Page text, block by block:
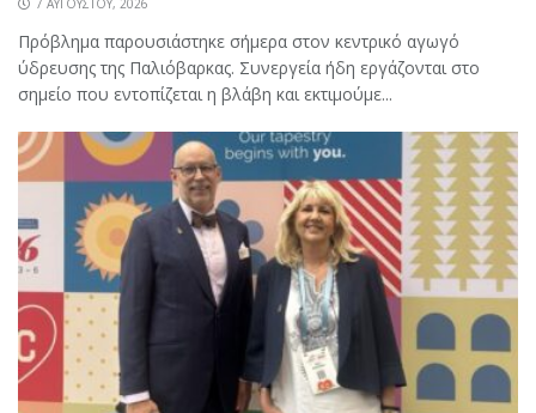
7 ΑΥΓΟΎΣΤΟΥ, 2026
Πρόβλημα παρουσιάστηκε σήμερα στον κεντρικό αγωγό
ύδρευσης της Παλιόβαρκας. Συνεργεία ήδη εργάζονται στο
σημείο που εντοπίζεται η βλάβη και εκτιμούμε...